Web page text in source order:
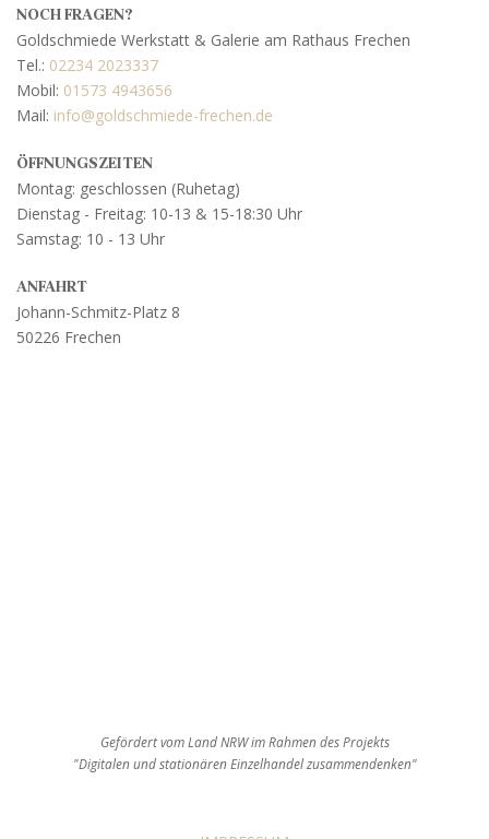
NOCH FRAGEN?
Goldschmiede Werkstatt & Galerie am Rathaus Frechen
Tel.: 02234 2023337
Mobil: 01573 4943656
Mail: info@goldschmiede-frechen.de
ÖFFNUNGSZEITEN
Montag: geschlossen (Ruhetag)
Dienstag - Freitag: 10-13 & 15-18:30 Uhr
Samstag: 10 - 13 Uhr
ANFAHRT
Johann-Schmitz-Platz 8
50226 Frechen
Gefördert vom Land NRW im Rahmen des Projekts
"Digitalen und stationären Einzelhandel zusammendenken"